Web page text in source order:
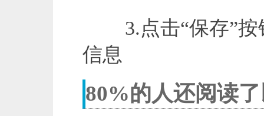
3.点击“保存”按
信息
80%的人还阅读